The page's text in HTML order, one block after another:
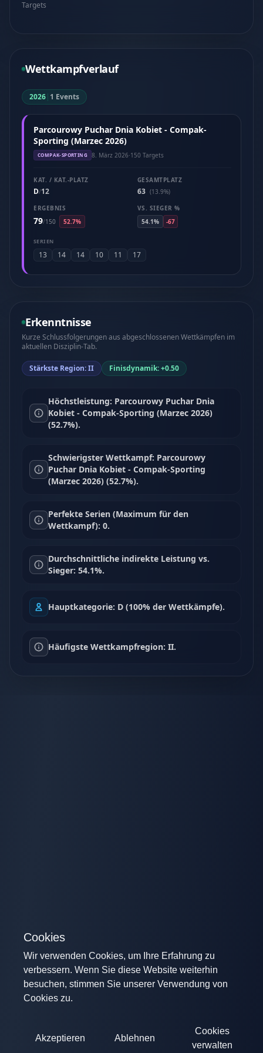
Targets
Wettkampfverlauf
2026| 1 Events
Parcourowy Puchar Dnia Kobiet - Compak-
Sporting (Marzec 2026)
COMPAK-SPORTING 8. März 2026·150 Targets
KAT. / KAT.-PLATZ
D/12
GESAMTPLATZ
63 (13.9%)
ERGEBNIS
79/150 52.7%
VS. SIEGER %
54.1%
-67
SERIEN
13 14 14 10 11 17
Erkenntnisse
Kurze Schlussfolgerungen aus abgeschlossenen Wettkämpfen im
aktuellen Disziplin-Tab.
Stärkste Region: II Finisdynamik: +0.50
Höchstleistung: Parcourowy Puchar Dnia
Kobiet - Compak-Sporting (Marzec 2026)
(52.7%).
Schwierigster Wettkampf: Parcourowy
Puchar Dnia Kobiet - Compak-Sporting
(Marzec 2026) (52.7%).
Perfekte Serien (Maximum für den
Wettkampf): 0.
Durchschnittliche indirekte Leistung vs.
Sieger: 54.1%.
Hauptkategorie: D (100% der Wettkämpfe).
Häufigste Wettkampfregion: II.
Cookies
Wir verwenden Cookies, um Ihre Erfahrung zu
verbessern. Wenn Sie diese Website weiterhin
besuchen, stimmen Sie unserer Verwendung von
Cookies zu.
Akzeptieren Ablehnen
Cookies
verwalten